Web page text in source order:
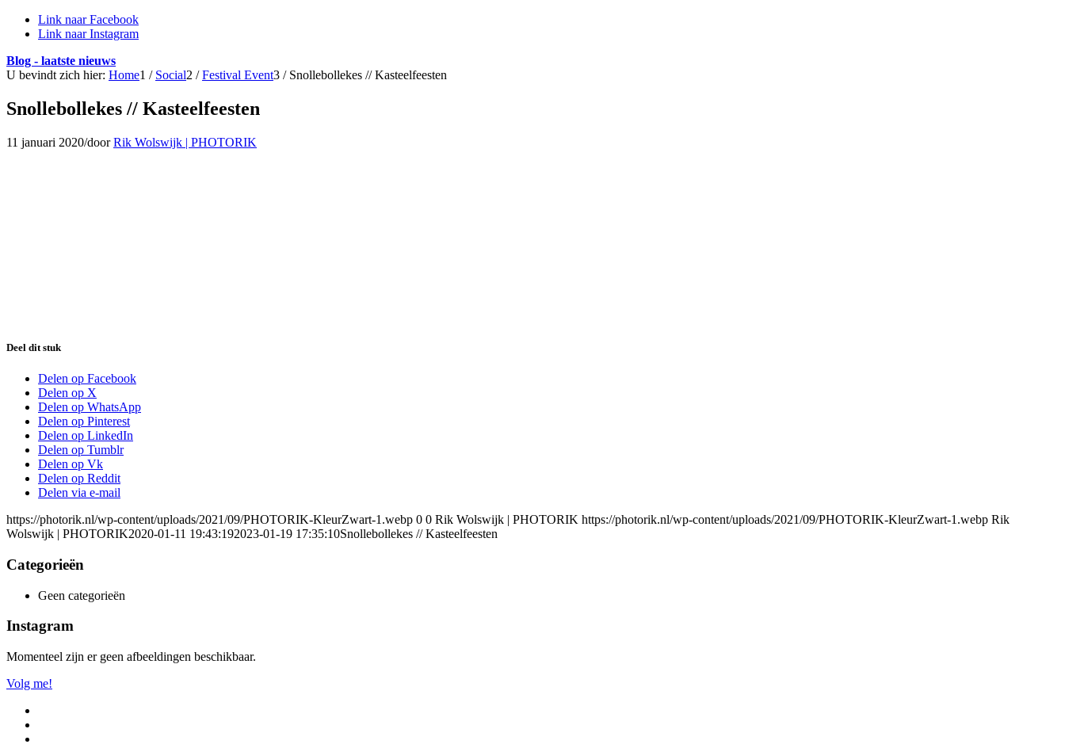
Link naar Facebook
Link naar Instagram
Blog - laatste nieuws
U bevindt zich hier: Home1 / Social2 / Festival Event3 / Snollebollekes // Kasteelfeesten
Snollebollekes // Kasteelfeesten
11 januari 2020/doorRik Wolswijk | PHOTORIK
Deel dit stuk
Delen op Facebook
Delen op X
Delen op WhatsApp
Delen op Pinterest
Delen op LinkedIn
Delen op Tumblr
Delen op Vk
Delen op Reddit
Delen via e-mail
https://photorik.nl/wp-content/uploads/2021/09/PHOTORIK-KleurZwart-1.webp 0 0 Rik Wolswijk | PHOTORIK https://photorik.nl/wp-content/uploads/2021/09/PHOTORIK-KleurZwart-1.webp Rik
Wolswijk | PHOTORIK2020-01-11 19:43:192023-01-19 17:35:10Snollebollekes // Kasteelfeesten
Categorieën
Geen categorieën
Instagram
Momenteel zijn er geen afbeeldingen beschikbaar.
Volg me!